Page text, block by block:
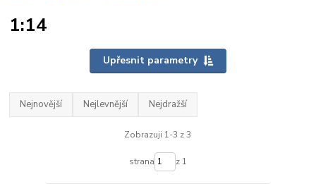
1:14
Upřesnit parametry
Nejnovější Nejlevnější Nejdražší
Zobrazuji 1-3 z 3
strana z 1